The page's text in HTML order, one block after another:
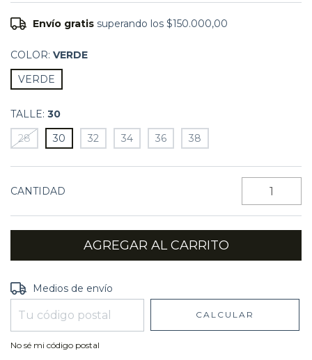
Envío gratis superando los$150.000,00
COLOR: VERDE
VERDE
TALLE: 30
28
30 32 34 36 38
CANTIDAD
Entregas para el CP:
Medios de envío
CALCULAR
No sé mi código postal